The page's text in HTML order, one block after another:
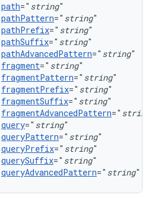
path=" string
pathPattern=" string
pathPrefix=" string
pathSuffix=" string
pathAdvancedPattern=" string
fragment=" string
fragmentPattern=" string
fragmentPrefix=" string
fragmentSuffix=" string
fragmentAdvancedPattern=" string
query=" string
queryPattern=" string
queryPrefix=" string
querySuffix=" string
queryAdvancedPattern=" string"